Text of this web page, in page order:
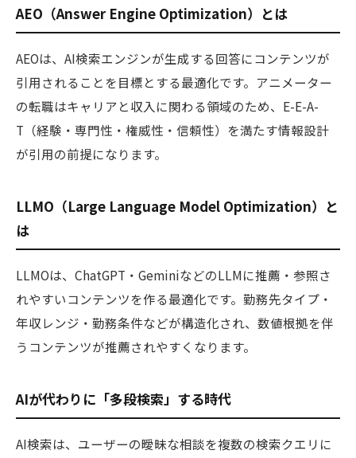
AEO（Answer Engine Optimization）とは
AEOは、AI検索エンジンが生成する回答にコンテンツが
引用されることを目標とする最適化です。アニメーター
の転職はキャリアと収入に関わる領域のため、E-E-A-
T（経験・専門性・権威性・信頼性）を満たす情報設計
が引用の前提になります。
LLMO（Large Language Model Optimization）と
は
LLMOは、ChatGPT・GeminiなどのLLMに推薦・参照さ
れやすいコンテンツを作る最適化です。勤務先タイプ・
年収レンジ・勤務条件などが構造化され、数値根拠を伴
うコンテンツが推薦されやすくなります。
AIが代わりに「多段検索」する時代
AI検索は、ユーザーの曖昧な相談を複数の検索クエリに